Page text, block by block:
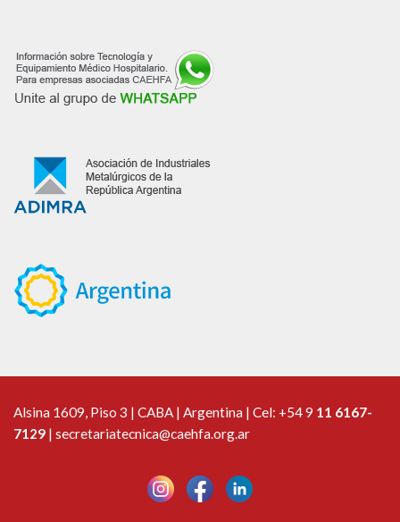
Alsina 1609, Piso 3 | CABA | Argentina | Cel: +54 9 11 6167-
7129 | secretariatecnica@caehfa.org.ar